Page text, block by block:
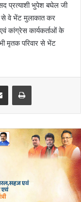
प्रत्याशी भुपेश बघेल जी
से वे भेंट मुलाकात कर
कांग्रेस कार्यकर्ताओं के
मृतक परिवार से भेंट